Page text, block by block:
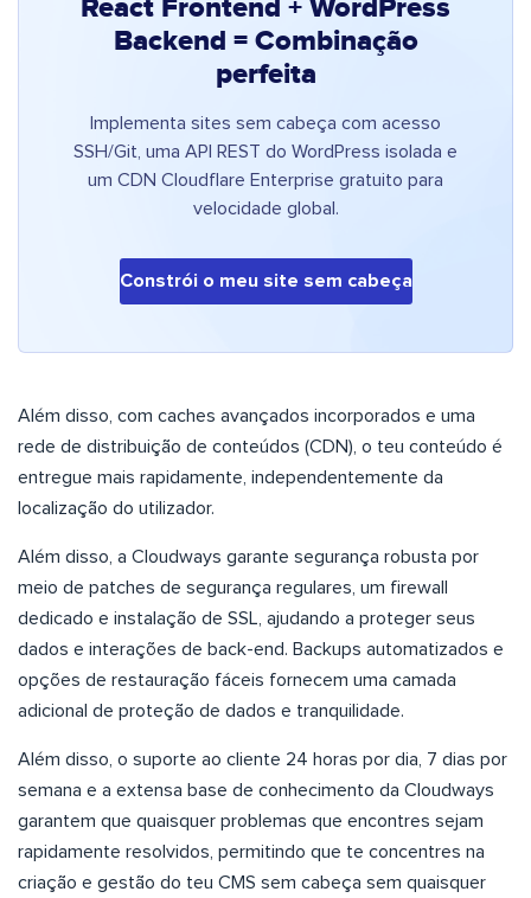
React Frontend + WordPress
Backend = Combinação
perfeita
Implementa sites sem cabeça com acesso
SSH/Git, uma API REST do WordPress isolada e
um CDN Cloudflare Enterprise gratuito para
velocidade global.
Constrói o meu site sem cabeça
Além disso, com caches avançados incorporados e uma
rede de distribuição de conteúdos (CDN), o teu conteúdo é
entregue mais rapidamente, independentemente da
localização do utilizador.
Além disso, a Cloudways garante segurança robusta por
meio de patches de segurança regulares, um firewall
dedicado e instalação de SSL, ajudando a proteger seus
dados e interações de back-end. Backups automatizados e
opções de restauração fáceis fornecem uma camada
adicional de proteção de dados e tranquilidade.
Além disso, o suporte ao cliente 24 horas por dia, 7 dias por
semana e a extensa base de conhecimento da Cloudways
garantem que quaisquer problemas que encontres sejam
rapidamente resolvidos, permitindo que te concentres na
criação e gestão do teu CMS sem cabeça sem quaisquer